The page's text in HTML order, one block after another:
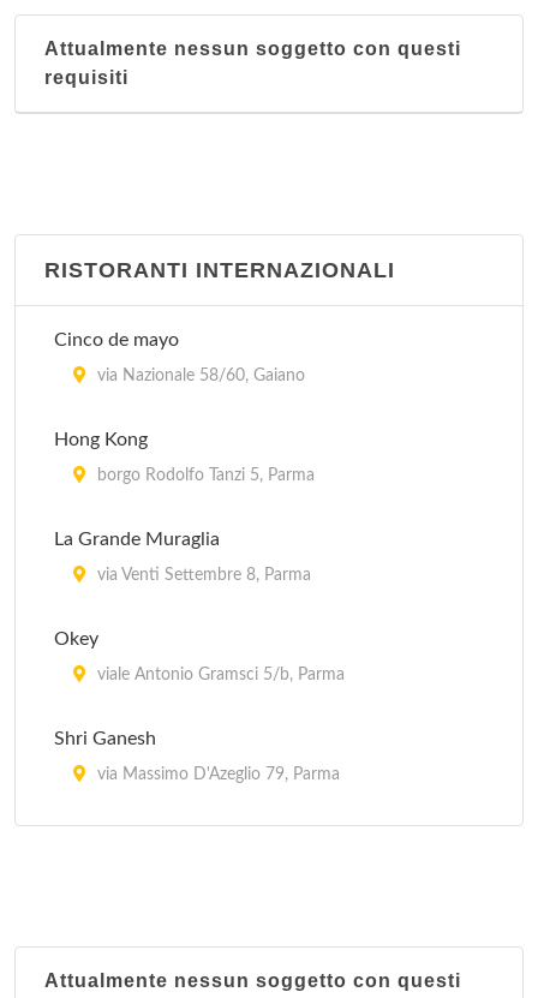
Attualmente nessun soggetto con questi
requisiti
RISTORANTI INTERNAZIONALI
Cinco de mayo
via Nazionale 58/60, Gaiano
Hong Kong
borgo Rodolfo Tanzi 5, Parma
La Grande Muraglia
via Venti Settembre 8, Parma
Okey
viale Antonio Gramsci 5/b, Parma
Shri Ganesh
via Massimo D'Azeglio 79, Parma
viale Piacenza 13, Parma
Attualmente nessun soggetto con questi